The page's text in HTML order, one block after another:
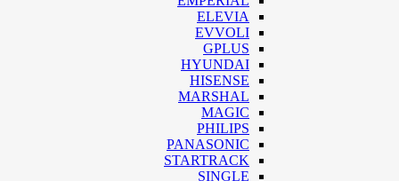
ELEVIA
EVVOLI
GPLUS
HYUNDAI
HISENSE
MARSHAL
MAGIC
PHILIPS
PANASONIC
STARTRACK
SINGLE